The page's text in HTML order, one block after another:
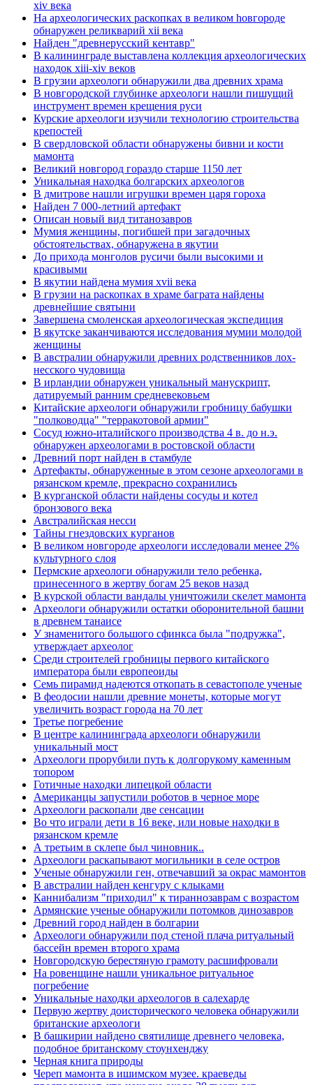
xiv века
Hа археологических раскопках в великом hовгороде
обнаружен реликварий xii века
Найден "древнерусский кентавр"
В калининграде выставлена коллекция археологических
находок xiii-xiv веков
В грузии археологи обнаружили два древних храма
В новгородской глубинке археологи нашли пишущий
инструмент времен крещения руси
Курские археологи изучили технологию строительства
крепостей
В свердловской области обнаружены бивни и кости
мамонта
Великий новгород гораздо старше 1150 лет
Уникальная находка болгарских археологов
В дмитрове нашли игрушки времен царя гороха
Найден 7 000-летний артефакт
Описан новый вид титанозавров
Мумия женщины, погибшей при загадочных
обстоятельствах, обнаружена в якутии
До прихода монголов русичи были высокими и
красивыми
В якутии найдена мумия xvii века
В грузии на раскопках в храме баграта найдены
древнейшие святыни
Завершена смоленская археологическая экспедиция
В якутске заканчиваются исследования мумии молодой
женщины
В австралии обнаружили древних родственников лох-
несского чудовища
В ирландии обнаружен уникальный манускрипт,
датируемый ранним средневековьем
Китайские археологи обнаружили гробницу бабушки
"полководца" "терракотовой армии"
Сосуд южно-италийского производства 4 в. до н.э.
обнаружен археологами в ростовской области
Древний порт найден в стамбуле
Артефакты, обнаруженные в этом сезоне археологами в
рязанском кремле, прекрасно сохранились
В курганской области найдены сосуды и котел
бронзового века
Австралийская несси
Тайны гнездовских курганов
В великом новгороде археологи исследовали менее 2%
культурного слоя
Пермские археологи обнаружили тело ребенка,
принесенного в жертву богам 25 веков назад
В курской области вандалы уничтожили скелет мамонта
Археологи обнаружили остатки оборонительной башни
в древнем танаисе
У знаменитого большого сфинкса была "подружка",
утверждает археолог
Среди строителей гробницы первого китайского
императора были европеоиды
Семь пирамид надеются откопать в севастополе ученые
В феодосии нашли древние монеты, которые могут
увеличить возраст города на 70 лет
Третье погребение
В центре калининграда археологи обнаружили
уникальный мост
Археологи прорубили путь к долгорукому каменным
топором
Готичные находки липецкой области
Американцы запустили роботов в черное море
Археологи раскопали две сенсации
Во что играли дети в 16 веке, или новые находки в
рязанском кремле
А третьим в склепе был чиновник..
Археологи раскапывают могильники в селе остров
Ученые обнаружили ген, отвечавший за окрас мамонтов
В австралии найден кенгуру с клыками
Каннибализм "приходил" к тираннозаврам с возрастом
Армянские ученые обнаружили потомков динозавров
Древний город найден в болгарии
Археологи обнаружили под стеной плача ритуальный
бассейн времен второго храма
Новгородскую берестяную грамоту расшифровали
На ровенщине нашли уникальное ритуальное
погребение
Уникальные находки археологов в салехарде
Первую жертву доисторического человека обнаружили
британские археологи
В башкирии найдено святилище древнего человека,
подобное британскому стоунхенджу
Черная книга природы
Череп мамонта в ишимском музее. краеведы